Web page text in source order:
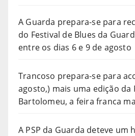
A Guarda prepara-se para
do Festival de Blues da
entre os dias 6 e 9 de agosto
Trancoso prepara-se para
agosto,) mais uma edição da
Bartolomeu, a feira franca
A PSP da Guarda deteve um